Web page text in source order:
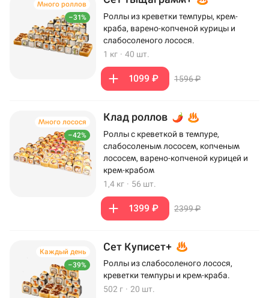
–31%
Много роллов
Роллы из креветки темпуры, крем-
краба, варено-копченой курицы и
слабосоленого лосося.
1 кг · 40 шт.
1099 ₽ 1596 ₽
–42%
Много лосося Клад роллов
Роллы с креветкой в темпуре,
слабосоленым лососем, копченым
лососем, варено-копченой курицей и
крем-крабом
1,4 кг · 56 шт.
1399 ₽ 2399 ₽
–39%
Каждый день Сет Куписет+
Роллы из слабосоленого лосося,
креветки темпуры и крем-краба.
502 г · 20 шт.